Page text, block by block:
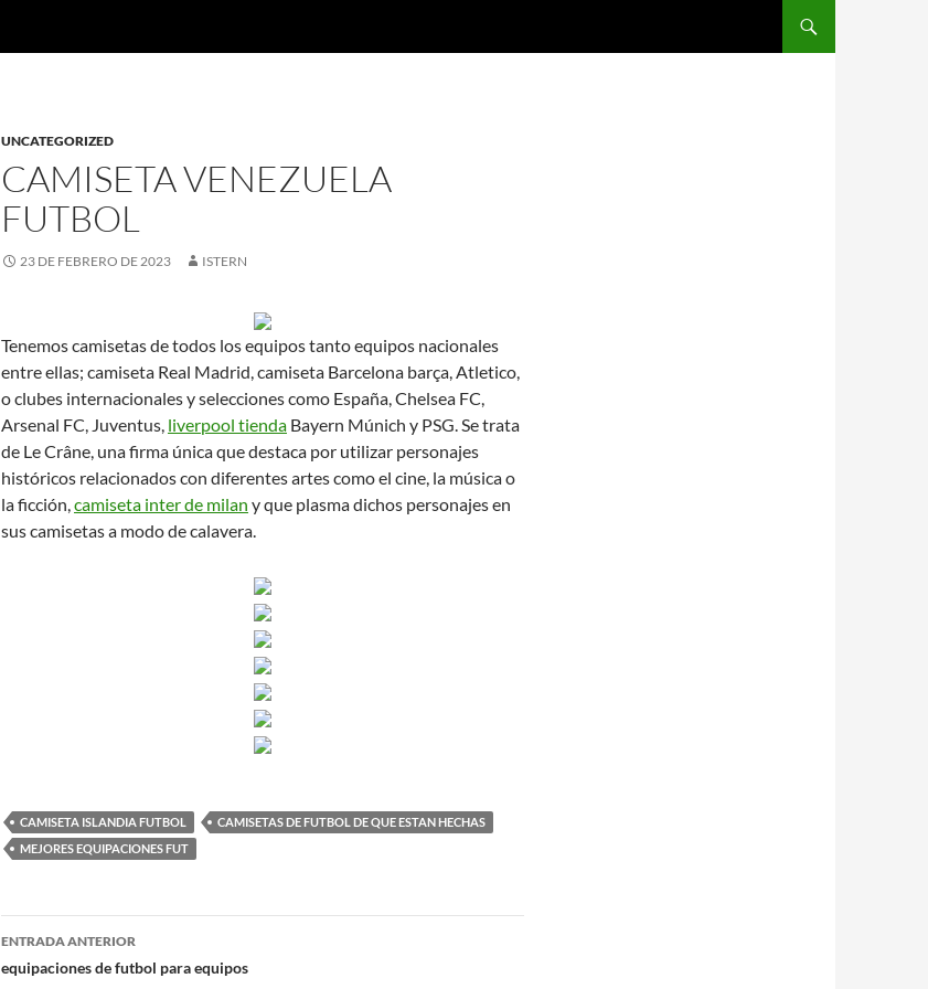
UNCATEGORIZED
CAMISETA VENEZUELA
FUTBOL
23 DE FEBRERO DE 2023 ISTERN
Tenemos camisetas de todos los equipos tanto equipos nacionales
entre ellas; camiseta Real Madrid, camiseta Barcelona barça, Atletico,
o clubes internacionales y selecciones como España, Chelsea FC,
Arsenal FC, Juventus, liverpool tienda Bayern Múnich y PSG. Se trata
de Le Crâne, una firma única que destaca por utilizar personajes
históricos relacionados con diferentes artes como el cine, la música o
la ficción,camiseta inter de milan y que plasma dichos personajes en
sus camisetas a modo de calavera.
CAMISETA ISLANDIA FUTBOL
CAMISETAS DE FUTBOL DE QUE ESTAN HECHAS
MEJORES EQUIPACIONES FUT
Navegación
de
ENTRADA ANTERIOR
equipaciones de futbol para equipos